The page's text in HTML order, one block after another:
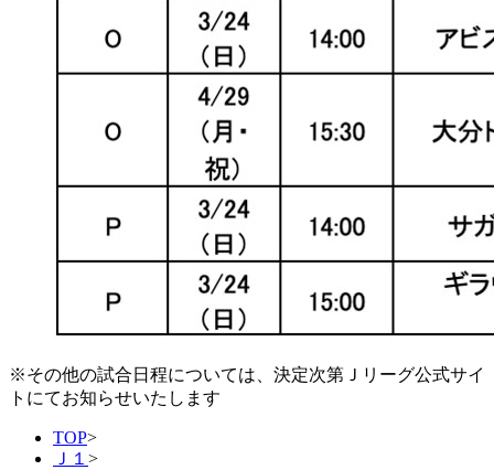
※その他の試合日程については、決定次第Ｊリーグ公式サイ
トにてお知らせいたします
TOP>
Ｊ１ >